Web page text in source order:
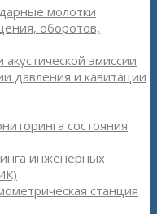
молотки
оборотов,
эмиссии
давления и кавитации
состояния
инженерных
станция